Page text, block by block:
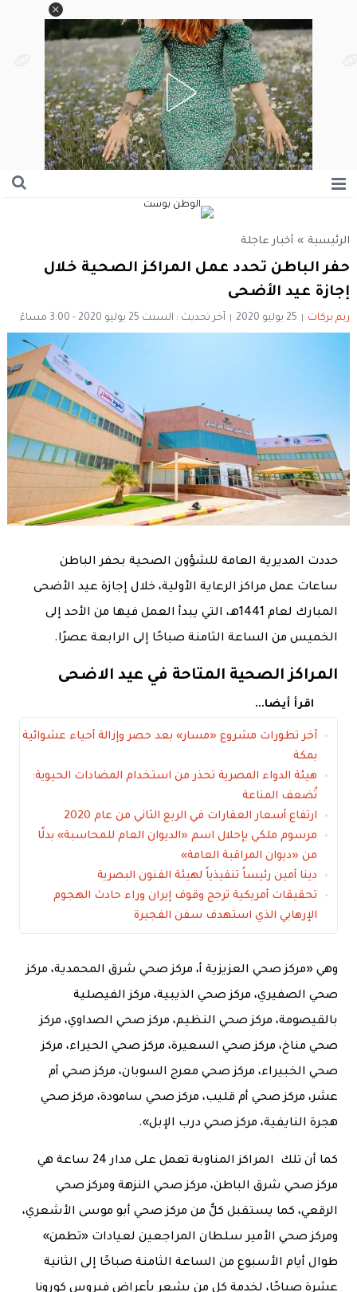
الرئيسية » أخبار عاجلة
حفر الباطن تحدد عمل المراكز الصحية خلال
إجازة عيد الأضحى
ريم بركات 25 يوليو 2020 آخر تحديث : السبت 25 يوليو 2020 - 3:00 مساءً
حددت المديرية العامة للشؤون الصحية بحفر الباطن
ساعات عمل مراكز الرعاية الأولية، خلال إجازة عيد الأضحى
المبارك لعام 1441هـ، التي يبدأ العمل فيها من الأحد إلى
الخميس من الساعة الثامنة صباحًا إلى الرابعة عصرًا.
المراكز الصحية المتاحة في عيد الاضحى
اقرأ أيضا...
آخر تطورات مشروع «مسار» بعد حصر وإزالة أحياء عشوائية
بمكة
هيئة الدواء المصرية تحذر من استخدام المضادات الحيوية:
تُضعف المناعة
ارتفاع أسعار العقارات في الربع الثاني من عام 2020
مرسوم ملكي بإحلال اسم «الديوان العام للمحاسبة» بدلًا
من «ديوان المراقبة العامة»
دينا أمين رئيساً تنفيذياً لهيئة الفنون البصرية
تحقيقات أمريكية ترجح وقوف إيران وراء حادث الهجوم
الإرهابي الذي استهدف سفن الفجيرة
وهي «مركز صحي العزيزية أ، مركز صحي شرق المحمدية، مركز
صحي الصفيري، مركز صحي الذيبية، مركز الفيصلية
بالقيصومة، مركز صحي النظيم، مركز صحي الصداوي، مركز
صحي مناخ، مركز صحي السعيرة، مركز صحي الحيراء، مركز
صحي الخبيراء، مركز صحي معرج السوبان، مركز صحي أم
عشر، مركز صحي أم قليب، مركز صحي سامودة، مركز صحي
هجرة النايفية، مركز صحي درب الإبل».
كما أن تلك المراكز المناوبة تعمل على مدار 24 ساعة هي
مركز صحي شرق الباطن، مركز صحي النزهة ومركز صحي
الرقعي، كما يستقبل كلٌّ من مركز صحي أبو موسى الأشعري،
ومركز صحي الأمير سلطان المراجعين لعيادات «تطمن»
طوال أيام الأسبوع من الساعة الثامنة صباحًا إلى الثانية
عشرة صباحًا، لخدمة كل من يشعر بأعراض فيروس كورونا